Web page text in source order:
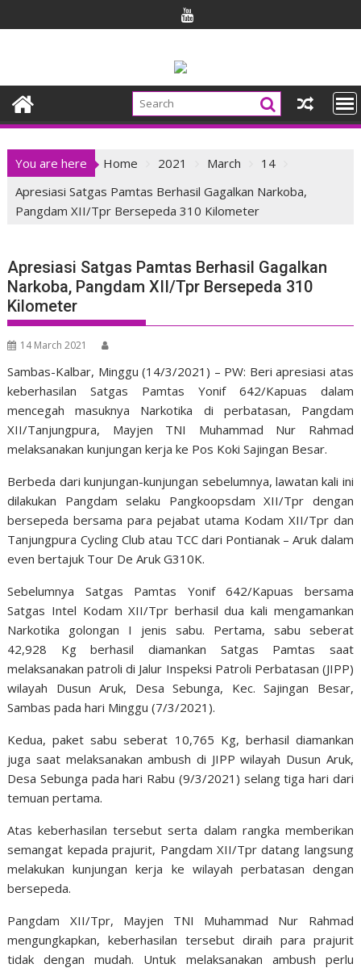
to
You are here Home 2021 March
14
Apresiasi Satgas Pamtas Berhasil Gagalkan Narkoba,
Pangdam XII/Tpr Bersepeda 310 Kilometer
Apresiasi Satgas Pamtas Berhasil Gagalkan
Narkoba, Pangdam XII/Tpr Bersepeda 310
Kilometer
14 March 2021
Sambas-Kalbar, Minggu (14/3/2021) – PW: Beri apresiasi atas
keberhasilan Satgas Pamtas Yonif 642/Kapuas dalam
mencegah masuknya Narkotika di perbatasan, Pangdam
XII/Tanjungpura, Mayjen TNI Muhammad Nur Rahmad
melaksanakan kunjungan kerja ke Pos Koki Sajingan Besar.
Berbeda dari kunjungan-kunjungan sebelumnya, lawatan kali ini
dilakukan Pangdam selaku Pangkoopsdam XII/Tpr dengan
bersepeda bersama para pejabat utama Kodam XII/Tpr dan
Tanjungpura Cycling Club atau TCC dari Pontianak – Aruk dalam
even bertajuk Tour De Aruk G310K.
Sebelumnya Satgas Pamtas Yonif 642/Kapuas bersama
Satgas Intel Kodam XII/Tpr berhasil dua kali mengamankan
Narkotika golongan I jenis sabu. Pertama, sabu seberat
42,928 Kg berhasil diamankan Satgas Pamtas saat
melaksanakan patroli di Jalur Inspeksi Patroli Perbatasan (JIPP)
wilayah Dusun Aruk, Desa Sebunga, Kec. Sajingan Besar,
Sambas pada hari Minggu (7/3/2021).
Kedua, paket sabu seberat 10,765 Kg, berhasil diamankan
juga saat melaksanakan ambush di JIPP wilayah Dusun Aruk,
Desa Sebunga pada hari Rabu (9/3/2021) selang tiga hari dari
temuan pertama.
Atas keberhasilan tersebut serta dalam rangka memberikan
semangat kepada prajurit, Pangdam XII/Tpr datang langsung
melakukan kunjungan kerja ke wilayah perbatasan dengan
bersepeda.
Pangdam XII/Tpr, Mayjen TNI Muhammad Nur Rahmad
mengungkapkan, keberhasilan tersebut diraih para prajurit
tidak dengan mudah. Untuk melaksanakan ambush perlu